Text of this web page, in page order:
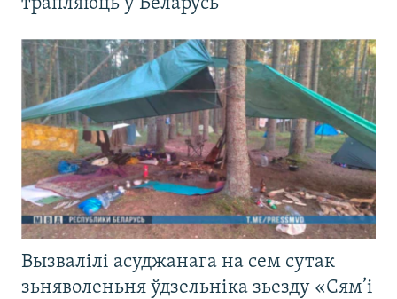
Вызвалілі асуджанага на сем сутак
зьняволеньня ўдзельніка зьезду «Сям’і